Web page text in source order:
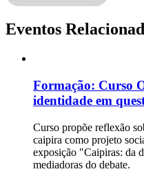
Eventos
Formação: Curso
identidade em
Curso propõe reflexão
caipira como projeto
exposição "Caipiras: da
mediadoras do debate.